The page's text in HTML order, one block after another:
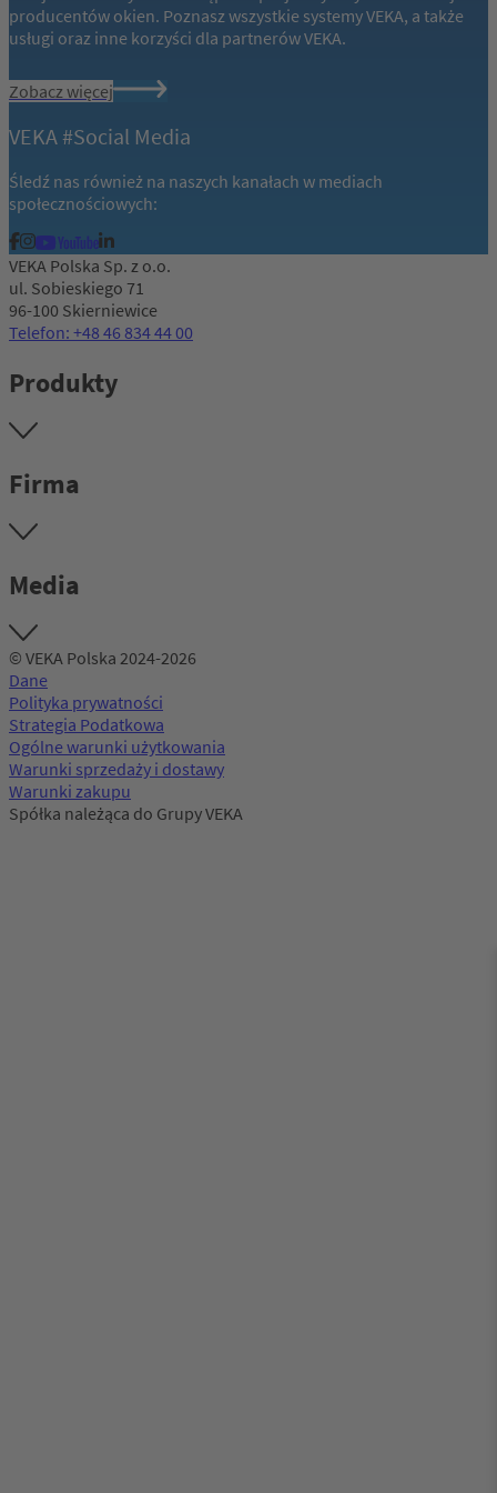
producentów okien. Poznasz wszystkie systemy VEKA, a także
usługi oraz inne korzyści dla partnerów VEKA.
Zobacz więcej
VEKA #Social Media
Śledź nas również na naszych kanałach w mediach
społecznościowych:
VEKA Polska Sp. z o.o.
ul. Sobieskiego 71
96-100 Skierniewice
Telefon: +48 46 834 44 00
Produkty
Firma
Media
© VEKA Polska 2024-2026
Dane
Polityka prywatności
Strategia Podatkowa
Ogólne warunki użytkowania
Warunki sprzedaży i dostawy
Warunki zakupu
Spółka należąca do Grupy VEKA